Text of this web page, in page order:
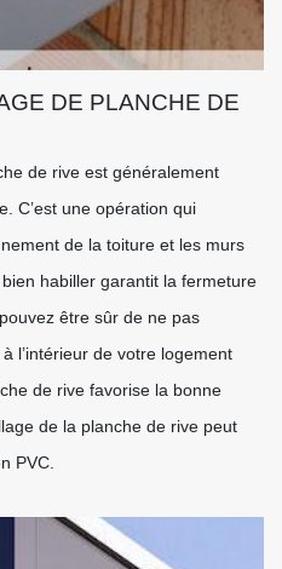
DE PLANCHE DE
de rive est généralement
C’est une opération qui
de la toiture et les murs
habiller garantit la fermeture
être sûr de ne pas
l’intérieur de votre logement
de rive favorise la bonne
de la planche de rive peut
PVC.